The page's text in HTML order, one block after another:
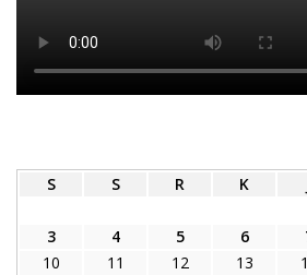
S
S R K
3
4 5 6
10
11 12 13